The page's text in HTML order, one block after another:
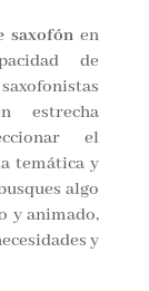
saxofón en
de
estrecha
el
temática y
algo
y animado,
y